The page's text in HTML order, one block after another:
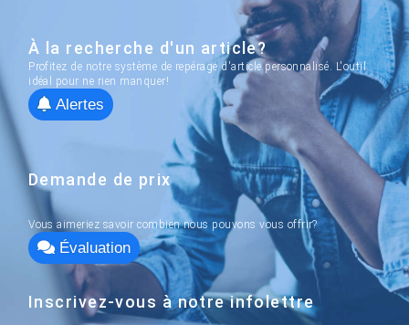
À la recherche d'un article?
Profitez de notre système de repérage d'article personnalisé. L'outil
idéal pour ne rien manquer!
Alertes
Demande de prix
Vous aimeriez savoir combien nous pouvons vous offrir?
Évaluation
Inscrivez-vous à notre infolettre